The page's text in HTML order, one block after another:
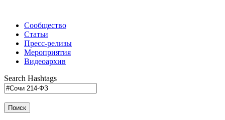
Сообщество
Статьи
Пресс-релизы
Мероприятия
Видеоархив
Search Hashtags
Поиск